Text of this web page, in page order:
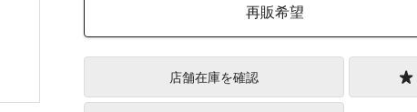
再販希望
店舗在庫を確認